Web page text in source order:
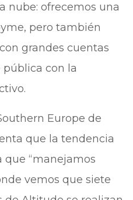
nube: ofrecemos una
pero también
grandes cuentas
con la
Europe de
que la tendencia
que “manejamos
vemos que siete